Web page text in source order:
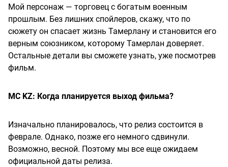
Мой персонаж — торговец с богатым военным
прошлым. Без лишних спойлеров, скажу, что по
сюжету он спасает жизнь Тамерлану и становится его
верным союзником, которому Тамерлан доверяет.
Остальные детали вы сможете узнать, уже посмотрев
фильм.
MC KZ: Когда планируется выход фильма?
Изначально планировалось, что релиз состоится в
феврале. Однако, позже его немного сдвинули.
Возможно, весной. Поэтому мы все еще ожидаем
официальной даты релиза.